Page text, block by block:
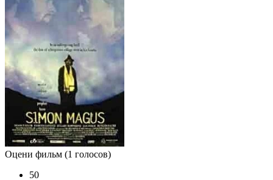
Оцени фильм (1 голосов)
50